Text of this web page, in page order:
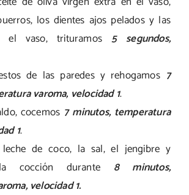
los dientes ajos pelados y las
el vaso, trituramos 5 segundos,
de las paredes y rehogamos7
varoma, velocidad 1.
cocemos 7 minutos, temperatura
1.
leche de coco, la sal, el jengibre y
cocción durante 8 minutos,
velocidad 1.